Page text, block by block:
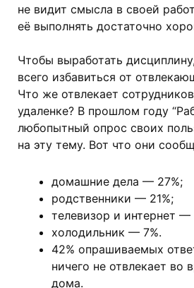
не видит смысла в своей
её выполнять достаточно
Чтобы выработать
всего избавиться от
Что же отвлекает
удаленке? В прошлом году
любопытный опрос своих
на эту тему. Вот что они
домашние дела — 27%;
родственники — 21%;
телевизор и интернет —
холодильник — 7%.
42% опрашиваемых
ничего не отвлекает во
дома.